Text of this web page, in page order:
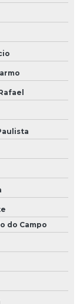
do Campo